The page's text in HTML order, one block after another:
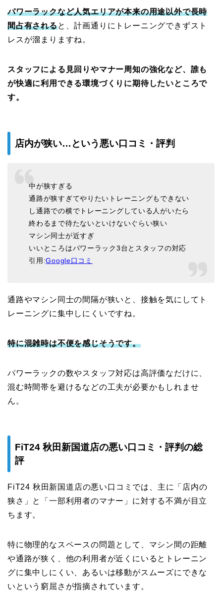
パワーラックなど人気エリアが本来の用途以外で長時
間占有されると、計画通りにトレーニングできずスト
レスが溜まりますね。
スタッフによる見回りやマナー周知の強化など、誰も
が快適に利用できる環境づくりに期待したいところで
す。
店内が狭い…という悪い口コミ・評判
中が狭すぎる
通路が狭すぎてやりたいトレーニングもできない
し通路での横でトレーニングしている人がいたら
終わるまで待たないといけないぐらい狭い
マシン同士が近すぎ
いいところはパワーラック3台とスタッフの対応
引用:Google口コミ
通路やマシン同士の間隔が狭いと、接触を気にしてト
レーニングに集中しにくいですね。
特に混雑時は不便を感じそうです。
パワーラックの数やスタッフ対応は高評価なだけに、
混む時間帯を避けるなどの工夫が必要かもしれませ
ん。
FiT24 秋田新国道店の悪い口コミ・評判の総
評
FiT24 秋田新国道店の悪い口コミでは、主に「店内の
狭さ」と「一部利用者のマナー」に対する不満が目立
ちます。
特に物理的なスペースの問題として、マシン間の距離
や通路が狭く、他の利用者が近くにいるとトレーニン
グに集中しにくい、あるいは移動がスムーズにできな
いという窮屈さが指摘されています。